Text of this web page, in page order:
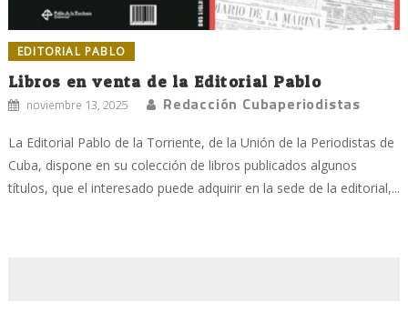
EDITORIAL PABLO
Libros en venta de la Editorial Pablo
noviembre 13, 2025 Redacción Cubaperiodistas
La Editorial Pablo de la Torriente, de la Unión de la Periodistas de
Cuba, dispone en su colección de libros publicados algunos
títulos, que el interesado puede adquirir en la sede de la editorial,...